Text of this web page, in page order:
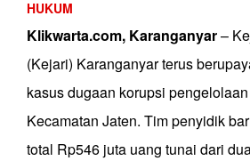
HUKUM
Klikwarta.com, Karanganyar–
(Kejari) Karanganyar terus
kasus dugaan korupsi
Kecamatan Jaten. Tim penyidik
total Rp546 juta uang tunai dari